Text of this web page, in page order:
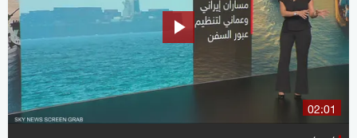
02:01